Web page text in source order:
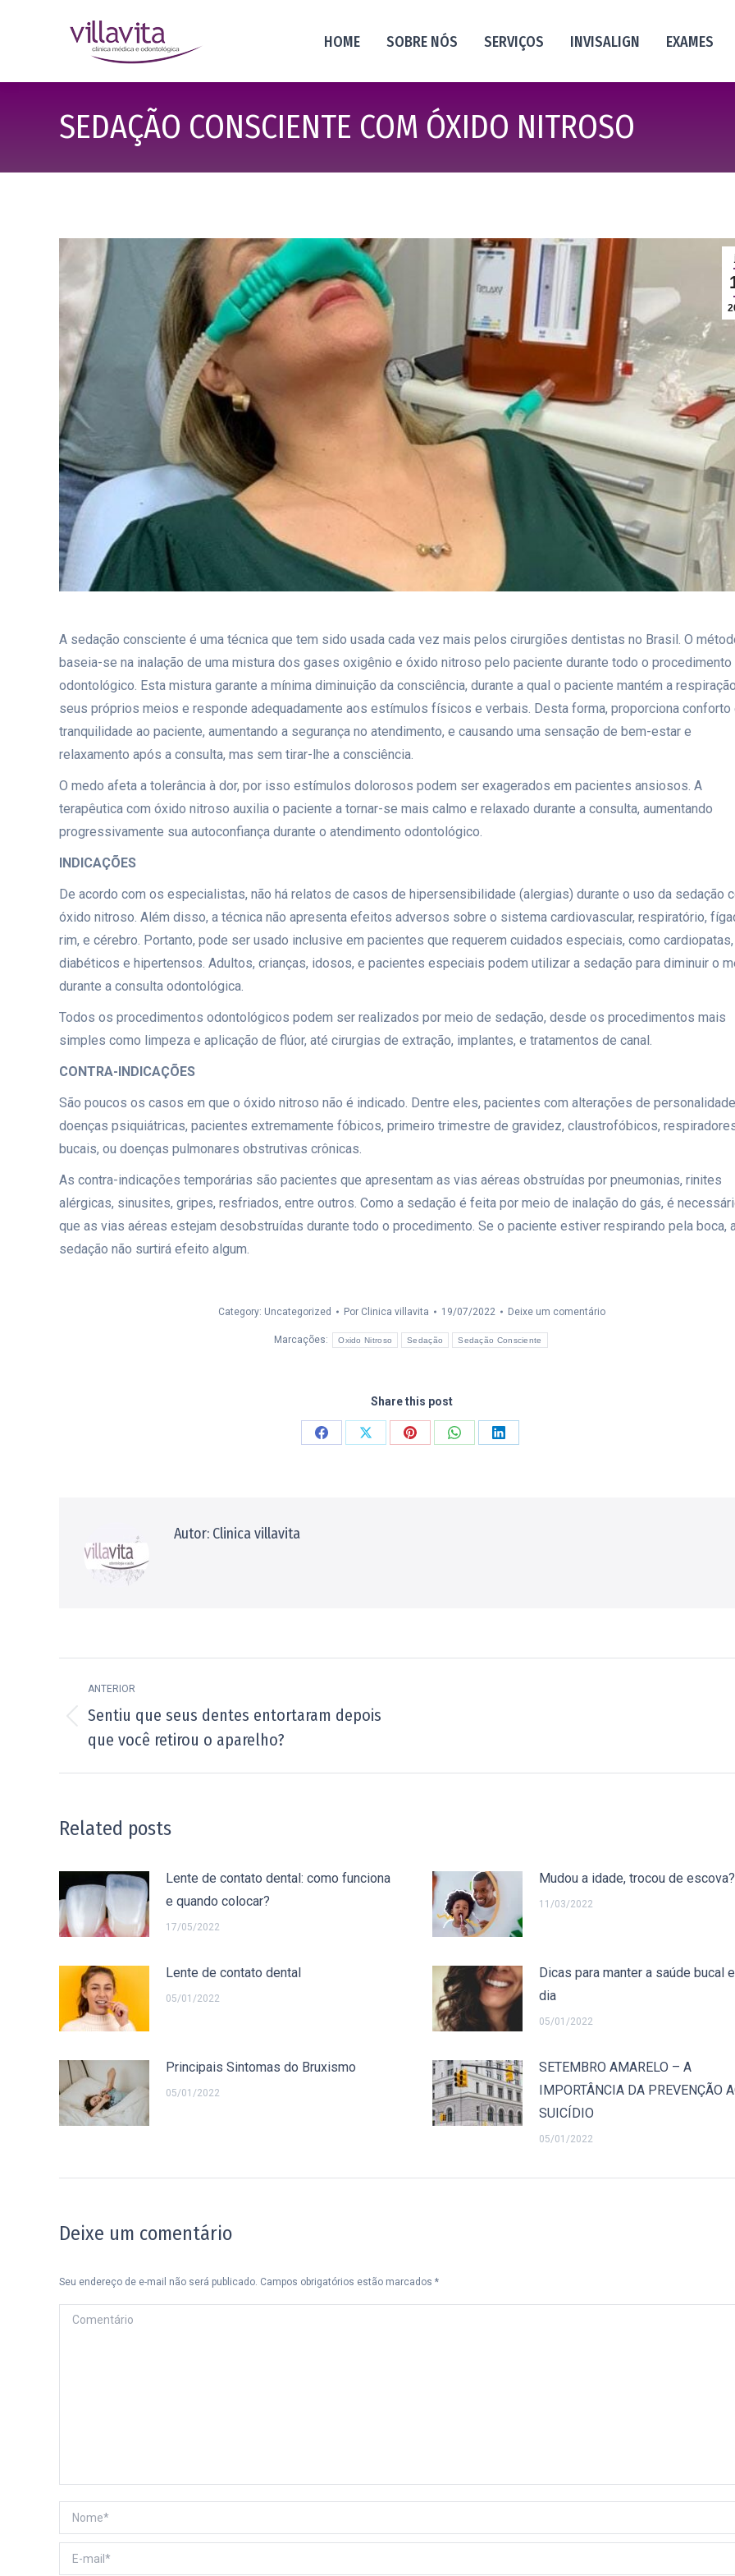
HOME SOBRE NÓS SERVIÇOS INVISALIGN EXAMES
SEDAÇÃO CONSCIENTE COM ÓXIDO NITROSO
A sedação consciente é uma técnica que tem sido usada cada vez mais pelos cirurgiões dentistas no Brasil. O
baseia-se na inalação de uma mistura dos gases oxigênio e óxido nitroso pelo paciente durante todo o procedimento
odontológico. Esta mistura garante a mínima diminuição da consciência, durante a qual o paciente mantém a
seus próprios meios e responde adequadamente aos estímulos físicos e verbais. Desta forma, proporciona conforto
tranquilidade ao paciente, aumentando a segurança no atendimento, e causando uma sensação de bem-estar e
relaxamento após a consulta, mas sem tirar-lhe a consciência.
O medo afeta a tolerância à dor, por isso estímulos dolorosos podem ser exagerados em pacientes ansiosos. A
terapêutica com óxido nitroso auxilia o paciente a tornar-se mais calmo e relaxado durante a consulta, aumentando
progressivamente sua autoconfiança durante o atendimento odontológico.
INDICAÇÕES
De acordo com os especialistas, não há relatos de casos de hipersensibilidade (alergias) durante o uso da sedação
óxido nitroso. Além disso, a técnica não apresenta efeitos adversos sobre o sistema cardiovascular, respiratório,
rim, e cérebro. Portanto, pode ser usado inclusive em pacientes que requerem cuidados especiais, como cardiopatas,
diabéticos e hipertensos. Adultos, crianças, idosos, e pacientes especiais podem utilizar a sedação para diminuir o
durante a consulta odontológica.
Todos os procedimentos odontológicos podem ser realizados por meio de sedação, desde os procedimentos mais
simples como limpeza e aplicação de flúor, até cirurgias de extração, implantes, e tratamentos de canal.
CONTRA-INDICAÇÕES
São poucos os casos em que o óxido nitroso não é indicado. Dentre eles, pacientes com alterações de
doenças psiquiátricas, pacientes extremamente fóbicos, primeiro trimestre de gravidez, claustrofóbicos,
bucais, ou doenças pulmonares obstrutivas crônicas.
As contra-indicações temporárias são pacientes que apresentam as vias aéreas obstruídas por pneumonias, rinites
alérgicas, sinusites, gripes, resfriados, entre outros. Como a sedação é feita por meio de inalação do gás, é
que as vias aéreas estejam desobstruídas durante todo o procedimento. Se o paciente estiver respirando pela boca,
sedação não surtirá efeito algum.
Category: Uncategorized Por Clinica villavita 19/07/2022 Deixe um comentário
Marcações: Oxido Nitroso Sedação Sedação Consciente
Share this post
CompartilharCompartilharCompartilharCompartilharCompartilhar
Autor: Clinica villavita
de
post:
ANTERIOR
Post
anterior:
Sentiu que seus dentes entortaram depois
que você retirou o aparelho?
Related posts
Lente de contato dental: como funciona
e quando colocar?
17/05/2022
Mudou a idade, trocou de escova?
11/03/2022
Lente de contato dental
05/01/2022
Dicas para manter a saúde bucal
dia
05/01/2022
Principais Sintomas do Bruxismo
05/01/2022
SETEMBRO AMARELO – A
IMPORTÂNCIA DA PREVENÇÃO
SUICÍDIO
05/01/2022
Deixe um comentário
Seu endereço de e-mail não será publicado. Campos obrigatórios estão marcados *
Comentário
Nome *
E-mail *